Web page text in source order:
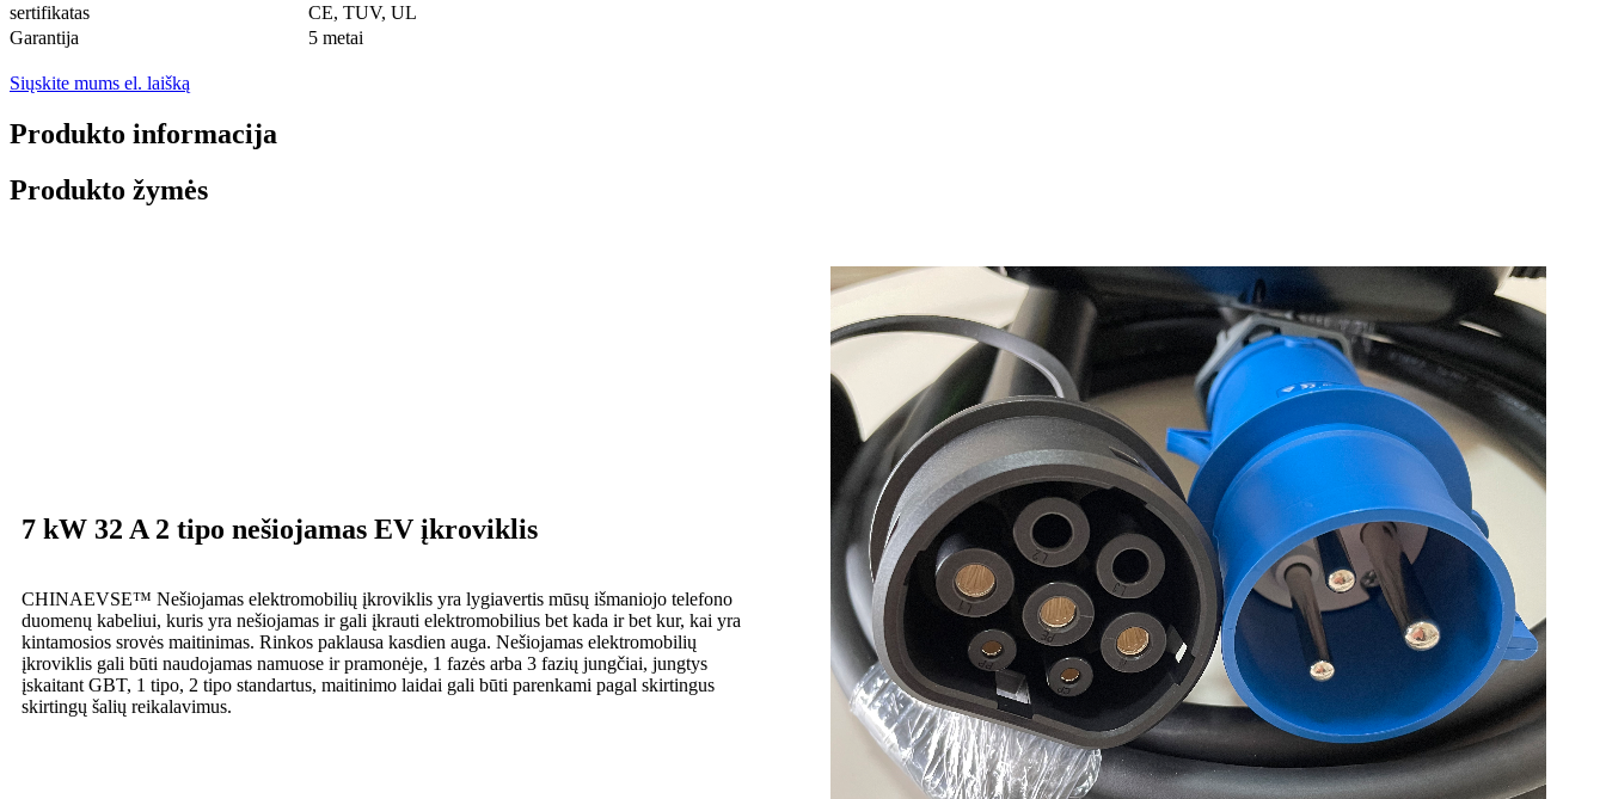
sertifikatas
CE, TUV, UL
Garantija
5 metai
Siųskite mums el. laišką
Produkto informacija
Produkto žymės
7 kW 32 A 2 tipo nešiojamas EV įkroviklis
CHINAEVSE™️ Nešiojamas elektromobilių įkroviklis yra lygiavertis mūsų išmaniojo telefono
duomenų kabeliui, kuris yra nešiojamas ir gali įkrauti elektromobilius bet kada ir bet kur, kai yra
kintamosios srovės maitinimas. Rinkos paklausa kasdien auga. Nešiojamas elektromobilių
įkroviklis gali būti naudojamas namuose ir pramonėje, 1 fazės arba 3 fazių jungčiai, jungtys
įskaitant GBT, 1 tipo, 2 tipo standartus, maitinimo laidai gali būti parenkami pagal skirtingus
skirtingų šalių reikalavimus.